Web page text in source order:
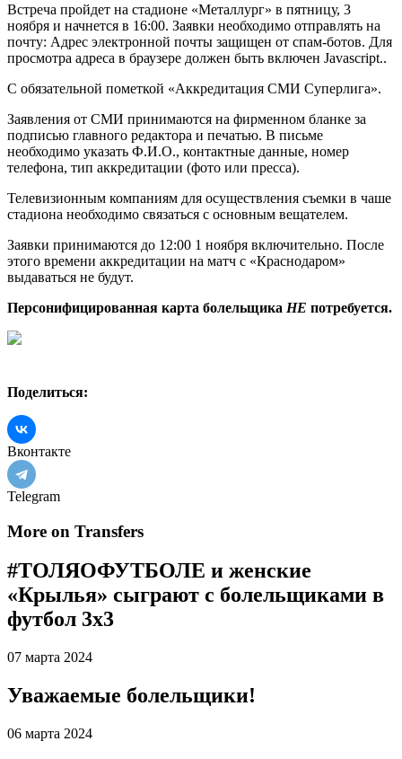
Встреча пройдет на стадионе «Металлург» в пятницу, 3
ноября и начнется в 16:00. Заявки необходимо отправлять на
почту: Адрес электронной почты защищен от спам-ботов. Для
просмотра адреса в браузере должен быть включен Javascript..
С обязательной пометкой «Аккредитация СМИ Суперлига».
Заявления от СМИ принимаются на фирменном бланке за
подписью главного редактора и печатью. В письме
необходимо указать Ф.И.О., контактные данные, номер
телефона, тип аккредитации (фото или пресса).
Телевизионным компаниям для осуществления съемки в чаше
стадиона необходимо связаться с основным вещателем.
Заявки принимаются до 12:00 1 ноября включительно. После
этого времени аккредитации на матч с «Краснодаром»
выдаваться не будут.
Персонифицированная карта болельщика НЕ потребуется.
Поделиться:
Вконтакте
Telegram
More on Transfers
#ТОЛЯОФУТБОЛЕ и женские
«Крылья» сыграют с болельщиками в
футбол 3х3
07 марта 2024
Уважаемые болельщики!
06 марта 2024